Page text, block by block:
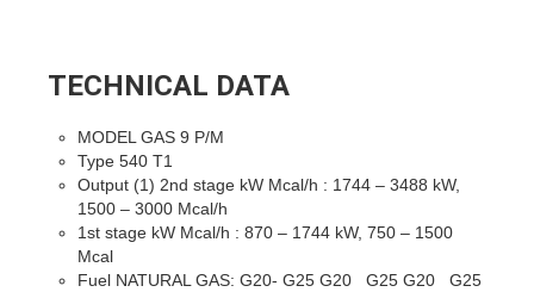
TECHNICAL DATA
MODEL GAS 9 P/M
Type 540 T1
Output (1) 2nd stage kW Mcal/h : 1744 – 3488 kW,
1500 – 3000 Mcal/h
1st stage kW Mcal/h : 870 – 1744 kW, 750 – 1500
Mcal
Fuel NATURAL GAS: G20- G25 G20 G25 G20 G25